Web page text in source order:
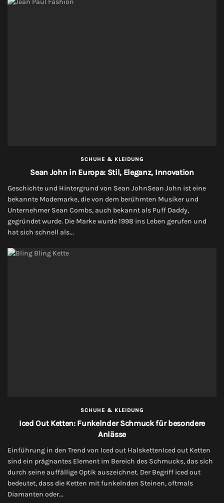
SCHUHE & KLEIDUNG
Sean John in Europa: Stil, Eleganz, Innovation
Geschichte und Hintergrund von Sean JohnSean John ist eine
bekannte Modemarke, die von dem berühmten Musiker und
Unternehmer Sean Combs, auch bekannt als Puff Daddy,
gegründet wurde. Die Marke wurde 1998 ins Leben gerufen und
hat sich schnell als...
SCHUHE & KLEIDUNG
Iced Out Ketten: Funkelnder Schmuck für besondere
Anlässe
Einführung in den Trend von Iced out HalskettenIced out Ketten
sind ein prägnantes Element im Bereich des Schmucks, das sich
durch seine auffällige Optik auszeichnet. Der Begriff iced out
bedeutet, dass die Ketten mit funkelnden Steinen, oftmals
Diamanten oder...